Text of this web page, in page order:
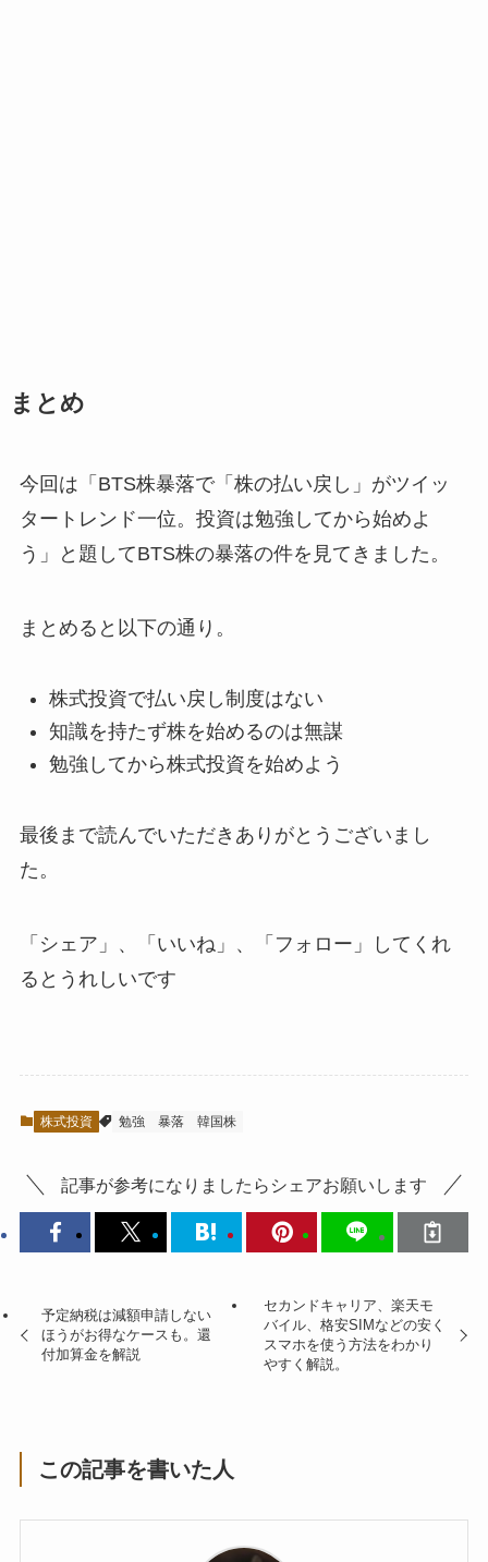
まとめ
今回は「BTS株暴落で「株の払い戻し」がツイッ
タートレンド一位。投資は勉強してから始めよ
う」と題してBTS株の暴落の件を見てきました。
まとめると以下の通り。
株式投資で払い戻し制度はない
知識を持たず株を始めるのは無謀
勉強してから株式投資を始めよう
最後まで読んでいただきありがとうございまし
た。
「シェア」、「いいね」、「フォロー」してくれ
るとうれしいです
株式投資 勉強 暴落 韓国株
記事が参考になりましたらシェアお願いします
予定納税は減額申請しない
ほうがお得なケースも。還
付加算金を解説
セカンドキャリア、楽天モ
バイル、格安SIMなどの安く
スマホを使う方法をわかり
やすく解説。
この記事を書いた人